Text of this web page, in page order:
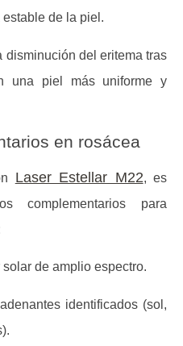
de la piel.
disminución del eritema tras
una piel más uniforme y
en rosácea
Laser Estellar M22, es
complementarios para
solar de amplio espectro.
identificados (sol,